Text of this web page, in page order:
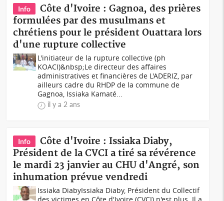
Info
Côte d'Ivoire : Gagnoa, des prières
formulées par des musulmans et
chrétiens pour le président Ouattara lors
d'une rupture collective
L'initiateur de la rupture collective (ph
KOACI)&nbsp;Le directeur des affaires
administratives et financières de L'ADERIZ, par
ailleurs cadre du RHDP de la commune de
Gagnoa, Issiaka Kamaté...
il y a 2 ans
Info
Côte d'Ivoire : Issiaka Diaby,
Président de la CVCI a tiré sa révérence
le mardi 23 janvier au CHU d'Angré, son
inhumation prévue vendredi
Issiaka DiabyIssiaka Diaby, Président du Collectif